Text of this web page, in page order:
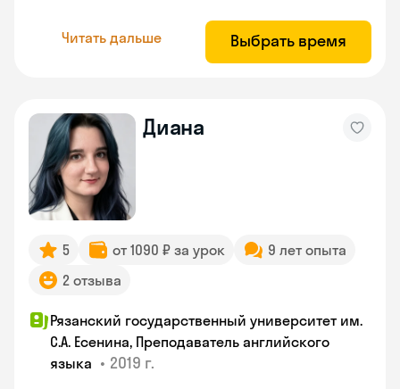
Читать дальше Выбрать время
Диана
5 от 1090 ₽ за урок
9 лет опыта
2 отзыва
Рязанский государственный университет им.
С.А. Есенина, Преподаватель английского
языка • 2019 г.